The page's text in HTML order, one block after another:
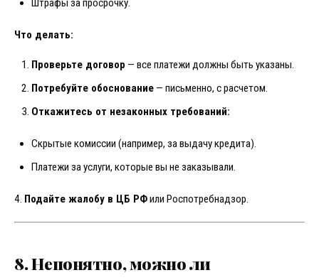
Что делать:
Проверьте договор — все платежи должны быть указаны.
Потребуйте обоснование — письменно, с расчетом.
Откажитесь от незаконных требований:
Скрытые комиссии (например, за выдачу кредита).
Платежи за услуги, которые вы не заказывали.
4. Подайте жалобу в ЦБ РФили Роспотребнадзор.
8. Непонятно, можно ли